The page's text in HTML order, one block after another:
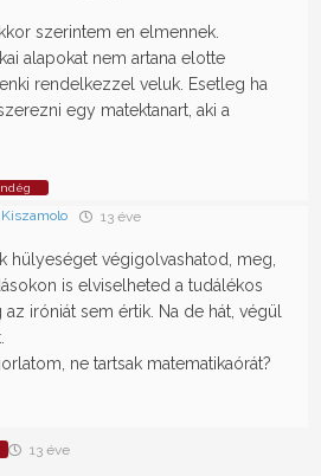
szerintem en elmennek.
alapokat nem artana elotte
rendelkezzel veluk. Esetleg ha
egy matektanart, aki a
Kiszamolo 13 éve
hülyeséget végigolvashatod, meg,
is elviselheted a tudálékos
iróniát sem értik. Na de hát, végül
ne tartsak matematikaórát?
13 éve